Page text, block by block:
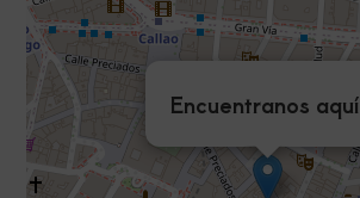
Encuentranos aquí